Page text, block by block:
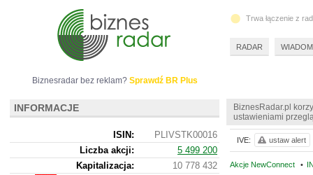
BiznesRadar.pl
ustawieniami
Akcje NewConnect •
IVE: ustaw alert
Biznesradar bez reklam? Sprawdź BR Plus
INFORMACJE
ISIN:
PLIVSTK00016
Liczba akcji:
5 499 200
Kapitalizacja:
10 778 432
Trwa łączenie z
RADAR